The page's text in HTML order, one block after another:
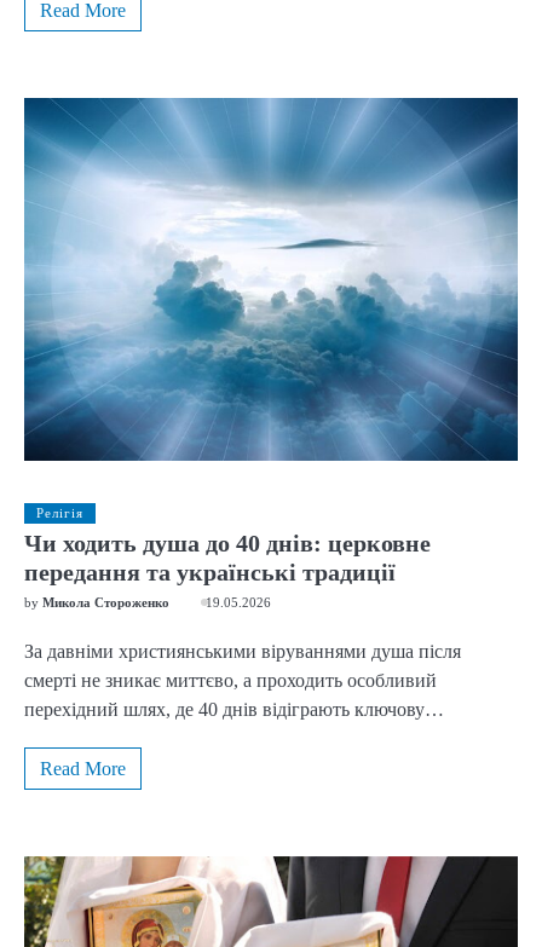
Read More
Релігія
Чи ходить душа до 40 днів: церковне
передання та українські традиції
by Микола Стороженко 19.05.2026
За давніми християнськими віруваннями душа після
смерті не зникає миттєво, а проходить особливий
перехідний шлях, де 40 днів відіграють ключову…
Read More